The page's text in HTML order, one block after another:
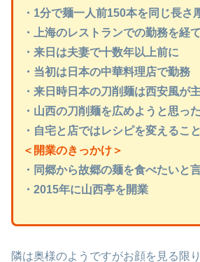
・1分で麺一人前150本を同じ長さ
・上海のレストランでの勤務を経
・来日は夫妻で十数年以上前に
・当初は日本の中華料理店で勤務
・来日時日本の刀削麺は西安風が
・山西の刀削麺を広めようと思った
・自宅と店ではレシピを変えるこ
＜開業のきっかけ＞
・同郷から故郷の麺を食べたいと
・2015年に山西亭を開業
隣は奥様のようですがお顔を見る限